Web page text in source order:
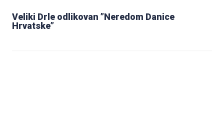
Veliki Drle odlikovan ”Neredom Danice
Hrvatske”